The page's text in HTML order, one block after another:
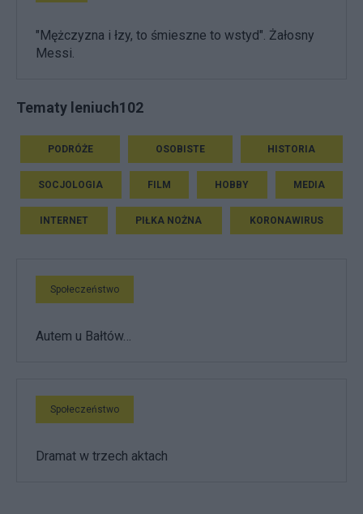
"Mężczyzna i łzy, to śmieszne to wstyd". Żałosny
Messi.
Tematy leniuch102
PODRÓŻE OSOBISTE HISTORIA
SOCJOLOGIA FILM HOBBY MEDIA
INTERNET PIŁKA NOŻNA KORONAWIRUS
Społeczeństwo
Autem u Bałtów…
Społeczeństwo
Dramat w trzech aktach